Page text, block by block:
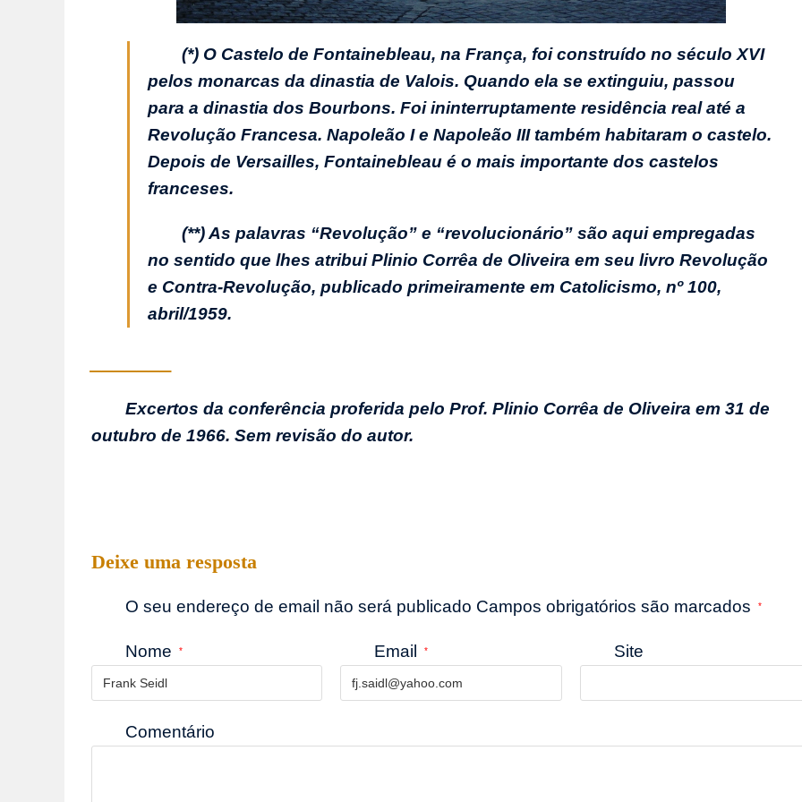
(*) O Castelo de Fontainebleau, na França, foi construído no século XVI
pelos monarcas da dinastia de Valois. Quando ela se extinguiu, passou
para a dinastia dos Bourbons. Foi ininterruptamente residência real até a
Revolução Francesa. Napoleão I e Napoleão III também habitaram o castelo.
Depois de Versailles, Fontainebleau é o mais importante dos castelos
franceses.
(**) As palavras “Revolução” e “revolucionário” são aqui empregadas
no sentido que lhes atribui Plinio Corrêa de Oliveira em seu livro Revolução
e Contra-Revolução, publicado primeiramente em Catolicismo, nº 100,
abril/1959.
Excertos da conferência proferida pelo Prof. Plinio Corrêa de Oliveira em 31 de
outubro de 1966. Sem revisão do autor.
Deixe uma resposta
O seu endereço de email não será publicado Campos obrigatórios são marcados *
Nome * Email * Site
Comentário